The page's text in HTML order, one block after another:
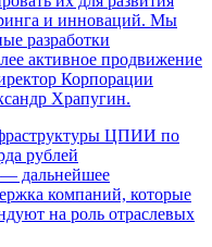
и инноваций. Мы
разработки
активное продвижение
Корпорации
Храпугин.
ЦПИИ по
рублей
дальнейшее
компаний, которые
на роль отраслевых